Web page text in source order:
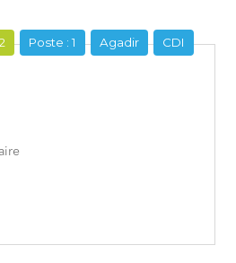
CDI
Agadir
Poste : 1